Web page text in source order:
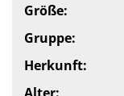
Größe:
Gruppe:
Herkunft:
Alter: